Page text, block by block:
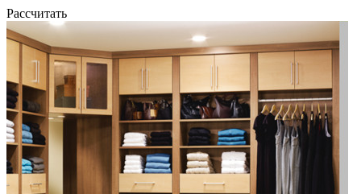
Рассчитать